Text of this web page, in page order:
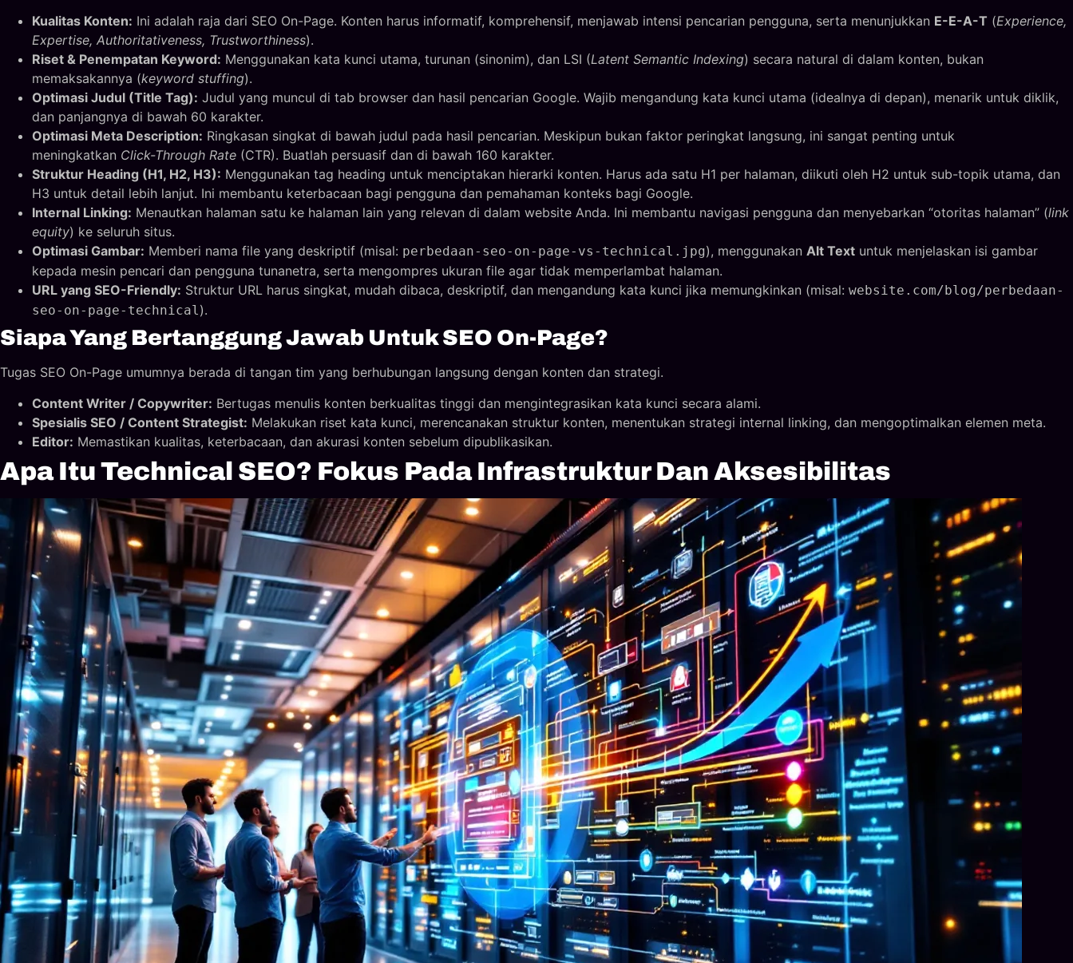
Kualitas Konten: Ini adalah raja dari SEO On-Page. Konten harus informatif, komprehensif, menjawab intensi pencarian pengguna, serta menunjukkan E-E-A-T (Experience,
Expertise, Authoritativeness, Trustworthiness).
Riset & Penempatan Keyword: Menggunakan kata kunci utama, turunan (sinonim), dan LSI (Latent Semantic Indexing) secara natural di dalam konten, bukan
memaksakannya (keyword stuffing).
Optimasi Judul (Title Tag): Judul yang muncul di tab browser dan hasil pencarian Google. Wajib mengandung kata kunci utama (idealnya di depan), menarik untuk diklik,
dan panjangnya di bawah 60 karakter.
Optimasi Meta Description: Ringkasan singkat di bawah judul pada hasil pencarian. Meskipun bukan faktor peringkat langsung, ini sangat penting untuk
meningkatkan Click-Through Rate (CTR). Buatlah persuasif dan di bawah 160 karakter.
Struktur Heading (H1, H2, H3): Menggunakan tag heading untuk menciptakan hierarki konten. Harus ada satu H1 per halaman, diikuti oleh H2 untuk sub-topik utama, dan
H3 untuk detail lebih lanjut. Ini membantu keterbacaan bagi pengguna dan pemahaman konteks bagi Google.
Internal Linking: Menautkan halaman satu ke halaman lain yang relevan di dalam website Anda. Ini membantu navigasi pengguna dan menyebarkan “otoritas halaman” (link
equity) ke seluruh situs.
Optimasi Gambar: Memberi nama file yang deskriptif (misal: perbedaan-seo-on-page-vs-technical.jpg), menggunakan Alt Text untuk menjelaskan isi gambar
kepada mesin pencari dan pengguna tunanetra, serta mengompres ukuran file agar tidak memperlambat halaman.
URL yang SEO-Friendly: Struktur URL harus singkat, mudah dibaca, deskriptif, dan mengandung kata kunci jika memungkinkan (misal: website.com/blog/perbedaan-
seo-on-page-technical).
Siapa Yang Bertanggung Jawab Untuk SEO On-Page?
Tugas SEO On-Page umumnya berada di tangan tim yang berhubungan langsung dengan konten dan strategi.
Content Writer / Copywriter: Bertugas menulis konten berkualitas tinggi dan mengintegrasikan kata kunci secara alami.
Spesialis SEO / Content Strategist: Melakukan riset kata kunci, merencanakan struktur konten, menentukan strategi internal linking, dan mengoptimalkan elemen meta.
Editor: Memastikan kualitas, keterbacaan, dan akurasi konten sebelum dipublikasikan.
Apa Itu Technical SEO? Fokus Pada Infrastruktur Dan Aksesibilitas